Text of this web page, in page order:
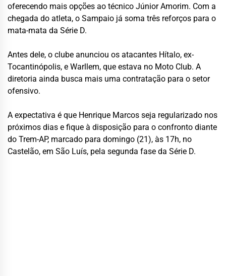
oferecendo mais opções ao técnico Júnior Amorim. Com a
chegada do atleta, o Sampaio já soma três reforços para o
mata-mata da Série D.
Antes dele, o clube anunciou os atacantes Hítalo, ex-
Tocantinópolis, e Warllem, que estava no Moto Club. A
diretoria ainda busca mais uma contratação para o setor
ofensivo.
A expectativa é que Henrique Marcos seja regularizado nos
próximos dias e fique à disposição para o confronto diante
do Trem-AP, marcado para domingo (21), às 17h, no
Castelão, em São Luís, pela segunda fase da Série D.